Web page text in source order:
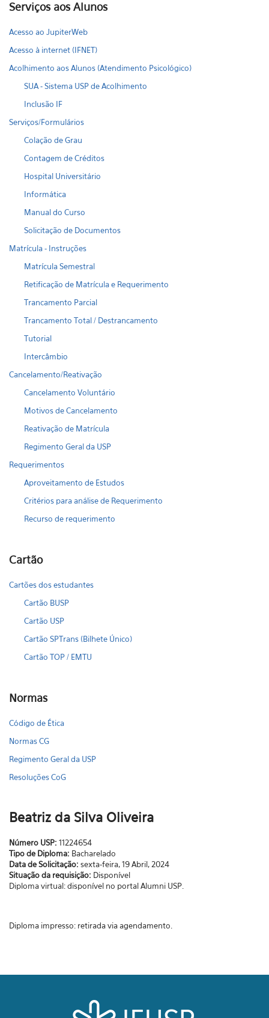
Serviços aos Alunos
Acesso ao JupiterWeb
Acesso à internet (IFNET)
Acolhimento aos Alunos (Atendimento Psicológico)
SUA - Sistema USP de Acolhimento
Inclusão IF
Serviços/Formulários
Colação de Grau
Contagem de Créditos
Hospital Universitário
Informática
Manual do Curso
Solicitação de Documentos
Matrícula - Instruções
Matrícula Semestral
Retificação de Matrícula e Requerimento
Trancamento Parcial
Trancamento Total / Destrancamento
Tutorial
Intercâmbio
Cancelamento/Reativação
Cancelamento Voluntário
Motivos de Cancelamento
Reativação de Matrícula
Regimento Geral da USP
Requerimentos
Aproveitamento de Estudos
Critérios para análise de Requerimento
Recurso de requerimento
Cartão
Cartões dos estudantes
Cartão BUSP
Cartão USP
Cartão SPTrans (Bilhete Único)
Cartão TOP / EMTU
Normas
Código de Ética
Normas CG
Regimento Geral da USP
Resoluções CoG
Beatriz da Silva Oliveira
Número USP: 11224654
Tipo de Diploma: Bacharelado
Data de Solicitação: sexta-feira, 19 Abril, 2024
Situação da requisição: Disponível
Diploma virtual: disponível no portal Alumni USP.
Diploma impresso: retirada via agendamento.